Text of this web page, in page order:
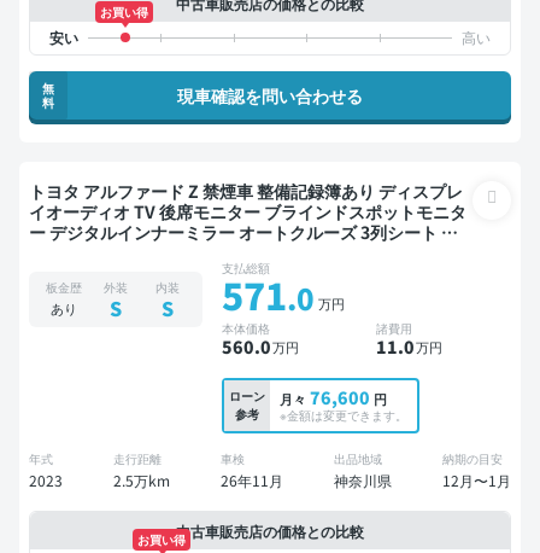
お買い得
無
料
現車確認を問い合わせる
トヨタ アルファード Z 禁煙車 整備記録簿あり ディスプレ
イオーディオ TV 後席モニター ブラインドスポットモニタ
ー デジタルインナーミラー オートクルーズ 3列シート ス
コーダー フルエアロ 衝突軽減 7人乗り
板金歴
あり
外装
S
内装
S
支払総額
571.0 万円
本体価格
560.0万円
諸費用
11.0万円
ローン
参考
月々 76,600 円
※金額は変更できます。
年式
2023
走行距離
2.5万km
車検
26年11月
出品地域
神奈川県
納期の目安
12月〜1月
中古車販売店の価格との比較
お買い得